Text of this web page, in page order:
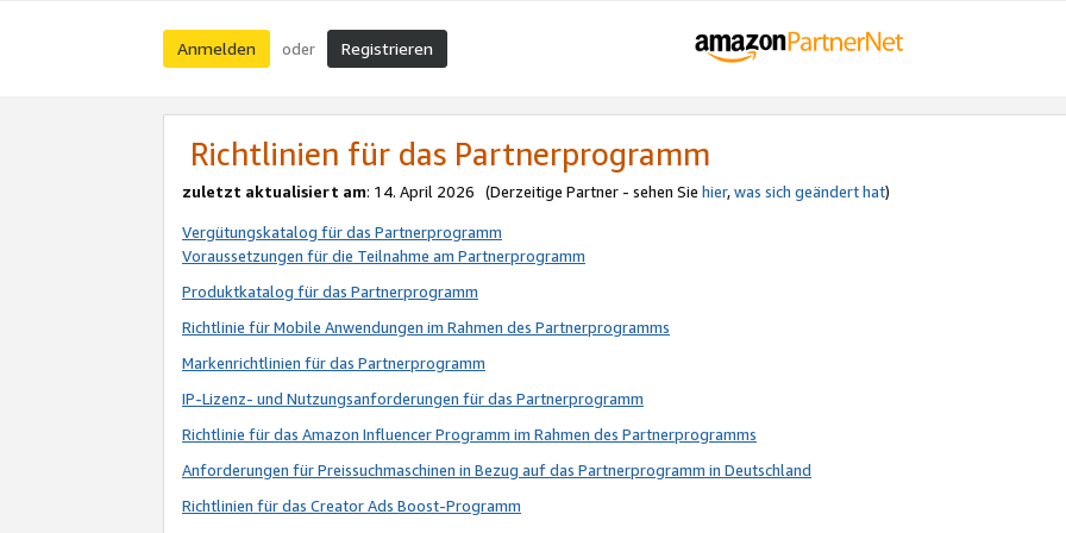
Anmelden oder Registrieren
Richtlinien für das Partnerprogramm
zuletzt aktualisiert am: 14. April 2026 (Derzeitige Partner - sehen Sie hier,was sich geändert hat)
Vergütungskatalog für das Partnerprogramm
Voraussetzungen für die Teilnahme am Partnerprogramm
Produktkatalog für das Partnerprogramm
Richtlinie für Mobile Anwendungen im Rahmen des Partnerprogramms
Markenrichtlinien für das Partnerprogramm
IP-Lizenz- und Nutzungsanforderungen für das Partnerprogramm
Richtlinie für das Amazon Influencer Programm im Rahmen des Partnerprogramms
Anforderungen für Preissuchmaschinen in Bezug auf das Partnerprogramm in Deutschland
Richtlinien für das Creator Ads Boost-Programm